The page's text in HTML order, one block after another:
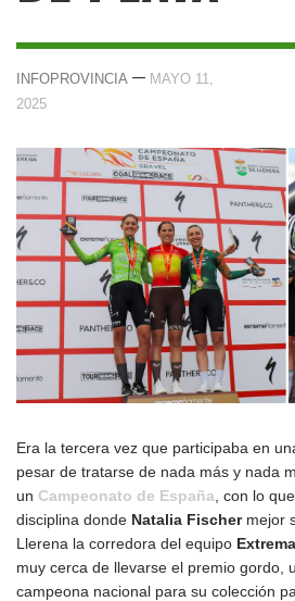
INFOPROVINCIA — MAYO 11,
2025
Era la tercera vez que participaba en
pesar de tratarse de nada más y nada
un Campeonato de España , con lo
disciplina donde Natalia Fischermejor
Llerena la corredora del equipo
muy cerca de llevarse el premio gordo,
campeona nacional para su colección